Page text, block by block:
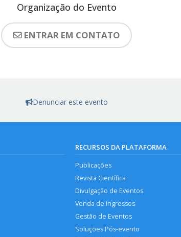
Organização do Evento
ENTRAR EM CONTATO
Denunciar este evento
RECURSOS DA PLATAFORMA
Publicações
Revista Científica
Divulgação de Eventos
Venda de Ingressos
Gestão de Eventos
Soluções Pós-evento